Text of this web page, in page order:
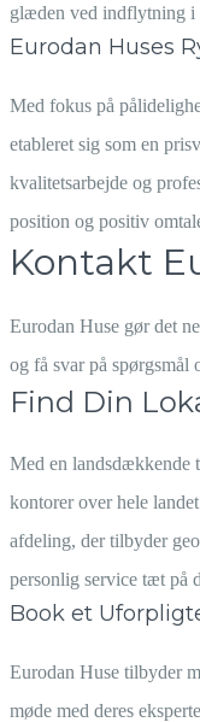
glæden ved indflytning i
Eurodan Huses
Med fokus på
etableret sig som en
kvalitetsarbejde og
position og positiv
Kontakt
Eurodan Huse gør det
og få svar på spørgsmål
Find Din
Med en landsdækkende
kontorer over hele
afdeling, der tilbyder
personlig service tæt på
Book et
Eurodan Huse tilbyder
møde med deres